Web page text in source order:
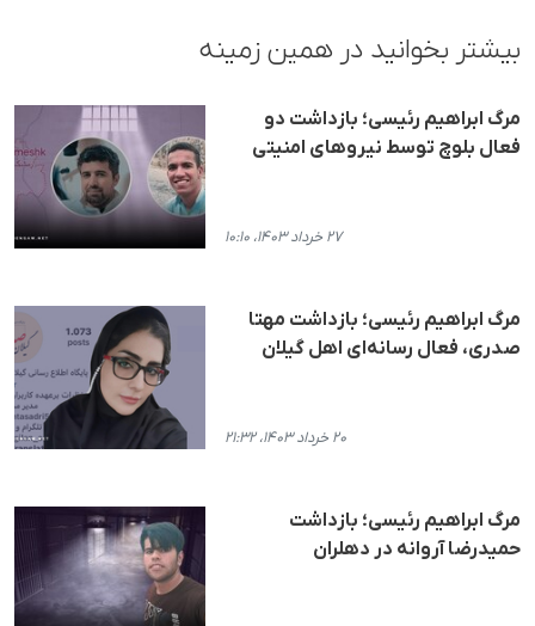
بیشتر بخوانید در همین زمینه
مرگ ابراهیم رئیسی؛ بازداشت دو
فعال بلوچ توسط نیروهای امنیتی
۲۷ خرداد ۱۴۰۳، ۱۰:۱۰
مرگ ابراهیم رئیسی؛ بازداشت مهتا
صدری، فعال رسانه‌ای اهل گیلان
۲۰ خرداد ۱۴۰۳، ۲۱:۳۲
مرگ ابراهیم رئیسی؛ بازداشت
حمیدرضا آروانه در دهلران